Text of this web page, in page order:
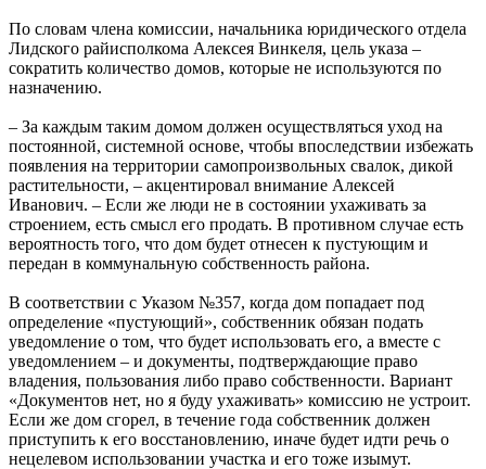
По словам члена комиссии, начальника юридического отдела
Лидского райисполкома Алексея Винкеля, цель указа –
сократить количество домов, которые не используются по
назначению.
– За каждым таким домом должен осуществляться уход на
постоянной, системной основе, чтобы впоследствии избежать
появления на территории самопроизвольных свалок, дикой
растительности, – акцентировал внимание Алексей
Иванович. – Если же люди не в состоянии ухаживать за
строением, есть смысл его продать. В противном случае есть
вероятность того, что дом будет отнесен к пустующим и
передан в коммунальную собственность района.
В соответствии с Указом №357, когда дом попадает под
определение «пустующий», собственник обязан подать
уведомление о том, что будет использовать его, а вместе с
уведомлением – и документы, подтверждающие право
владения, пользования либо право собственности. Вариант
«Документов нет, но я буду ухаживать» комиссию не устроит.
Если же дом сгорел, в течение года собственник должен
приступить к его восстановлению, иначе будет идти речь о
нецелевом использовании участка и его тоже изымут.